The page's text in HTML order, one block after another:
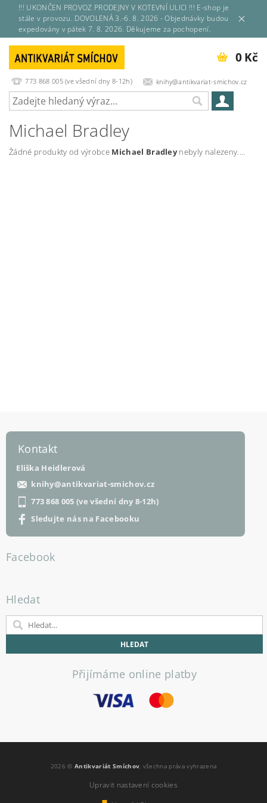
!!! UKONČEN PROVOZ PRODEJNY V KOTEVNÍ ULICI !!! E-shop je
stále v provozu. DOVOLENÁ 3.-6. 8. 2026 - Objednávky budou
expedovány v pátek 7. 8. 2026. Děkujeme za pochopení.
773 868 005 (ve všední dny 8-12h) knihy@antikvariat-smichov.cz
0 Kč
Michael Bradley
Žádné produkty od výrobce Michael Bradleynebyly nalezeny....
Kontakt
Eliška Heidlerová
knihy@antikvariat-smichov.cz
773 868 005 (ve všední dny 8-12h)
Sledujte nás na Facebooku
Facebook
Hledat
Přijímáme online platby
2026 ©Antikvariát Smíchov , všechna práva vyhrazena
Upravit nastavení cookies